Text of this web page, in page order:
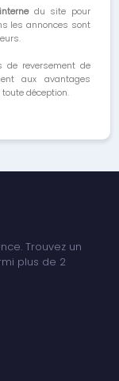
du site pour
les annonces sont
de reversement de
aux avantages
déception.
Trouvez un
plus de 2